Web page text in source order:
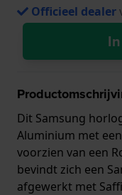
Officieel dealer
Dit Samsung
Aluminium met
voorzien van een
bevindt zich een
afgewerkt met